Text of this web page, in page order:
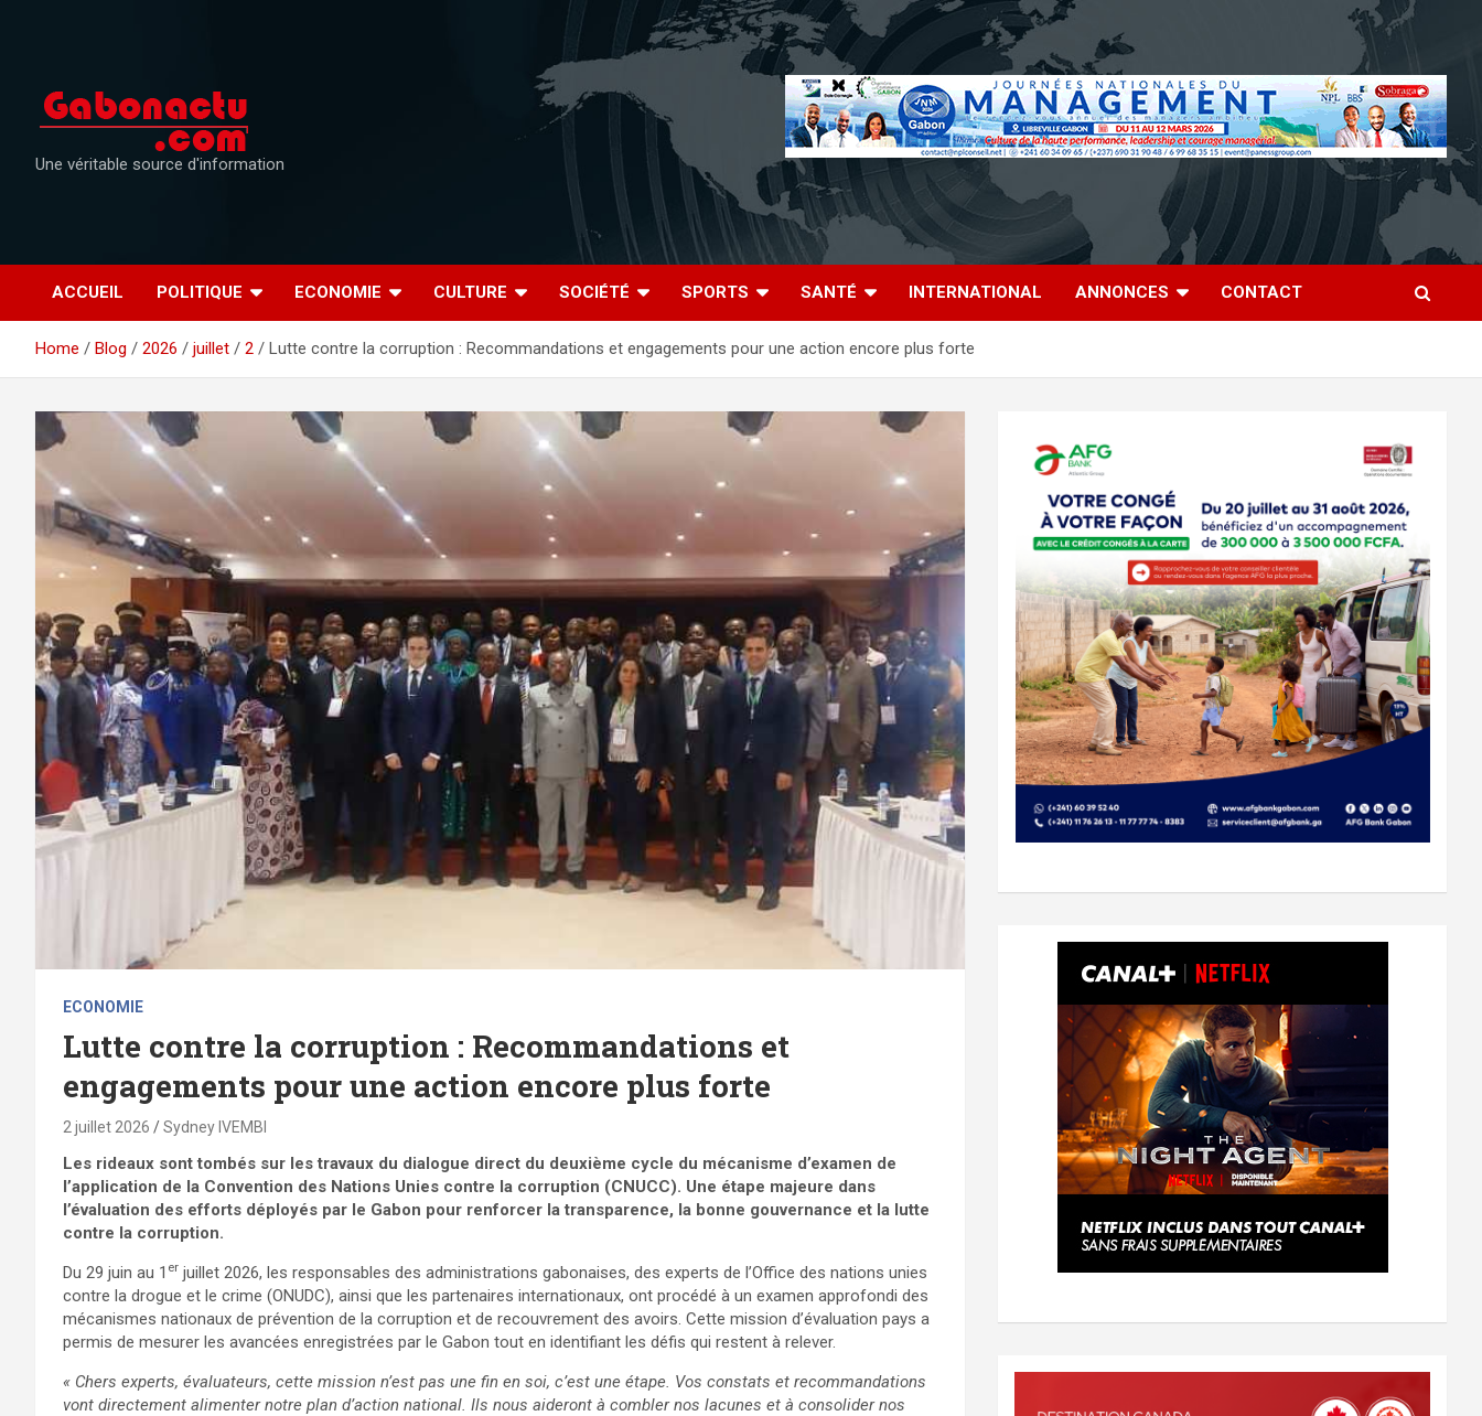
Une véritable source d'information
ACCUEIL POLITIQUE ECONOMIE CULTURE SOCIÉTÉ SPORTS SANTÉ INTERNATIONAL ANNONCES CONTACT
Home Blog 2026 juillet 2 Lutte contre la corruption : Recommandations et engagements pour une action encore plus forte
ECONOMIE
Lutte contre la corruption : Recommandations et
engagements pour une action encore plus forte
2 juillet 2026 Sydney IVEMBI
Les rideaux sont tombés sur les travaux du dialogue direct du deuxième cycle du mécanisme d’examen de
l’application de la Convention des Nations Unies contre la corruption (CNUCC). Une étape majeure dans
l’évaluation des efforts déployés par le Gabon pour renforcer la transparence, la bonne gouvernance et la lutte
contre la corruption.
Du 29 juin au 1 er juillet 2026, les responsables des administrations gabonaises, des experts de l’Office des nations unies
contre la drogue et le crime (ONUDC), ainsi que les partenaires internationaux, ont procédé à un examen approfondi des
mécanismes nationaux de prévention de la corruption et de recouvrement des avoirs. Cette mission d’évaluation pays a
permis de mesurer les avancées enregistrées par le Gabon tout en identifiant les défis qui restent à relever.
« Chers experts, évaluateurs, cette mission n’est pas une fin en soi, c’est une étape. Vos constats et recommandations
vont directement alimenter notre plan d’action national. Ils nous aideront à combler nos lacunes et à consolider nos